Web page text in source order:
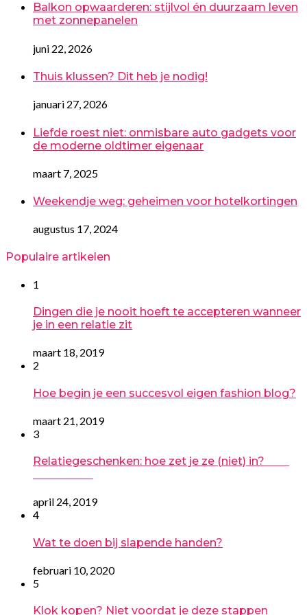
Balkon opwaarderen: stijlvol én duurzaam leven
met zonnepanelen
juni 22, 2026
Thuis klussen? Dit heb je nodig!
januari 27, 2026
Liefde roest niet: onmisbare auto gadgets voor
de moderne oldtimer eigenaar
maart 7, 2025
Weekendje weg: geheimen voor hotelkortingen
augustus 17, 2024
Populaire artikelen
1
Dingen die je nooit hoeft te accepteren wanneer
je in een relatie zit
maart 18, 2019
2
Hoe begin je een succesvol eigen fashion blog?
maart 21, 2019
3
Relatiegeschenken: hoe zet je ze (niet) in?
april 24, 2019
4
Wat te doen bij slapende handen?
februari 10, 2020
5
Klok kopen? Niet voordat je deze stappen